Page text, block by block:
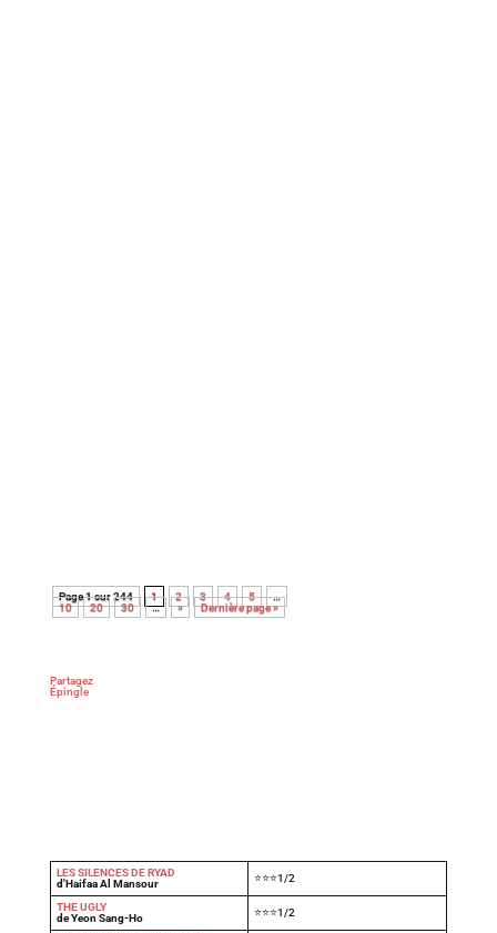
Page 1 sur 244 1 2 3 4 5
…
10
20 30 … » Dernière page »
Partagez
Épingle
LES SILENCES DE RYAD
d'Haifaa Al Mansour
⭐⭐⭐1/2
THE UGLY
de Yeon Sang-Ho
⭐⭐⭐1/2